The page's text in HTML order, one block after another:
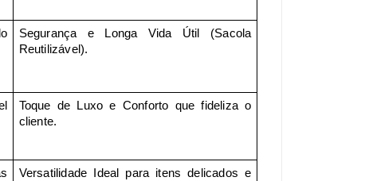
Segurança e Longa Vida Útil (Sacola
Reutilizável).
Toque de Luxo e Conforto que fideliza o
cliente.
Versatilidade Ideal para itens delicados e